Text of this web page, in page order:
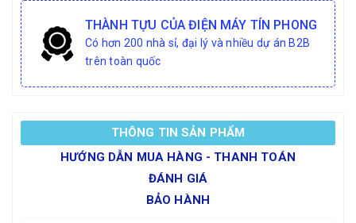
THÀNH TỰU CỦA ĐIỆN MÁY TÍN PHONG
Có hơn 200 nhà sỉ, đại lý và nhiều dự án B2B
trên toàn quốc
THÔNG TIN SẢN PHẨM
HƯỚNG DẪN MUA HÀNG - THANH TOÁN
ĐÁNH GIÁ
BẢO HÀNH